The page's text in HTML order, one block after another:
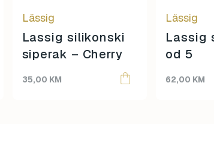
Lässig
Lassig silikonski
siperak – Cherry
35,00 KM
Lässig
Lassig
od 5
62,00 KM